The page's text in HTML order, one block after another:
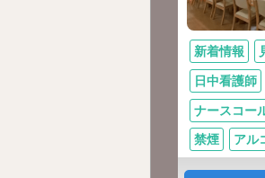
新着情報
日中看護師
ナースコー
禁煙 アル